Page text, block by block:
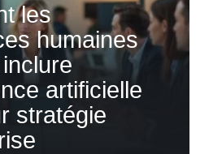
les
humaines
artificielle
stratégie